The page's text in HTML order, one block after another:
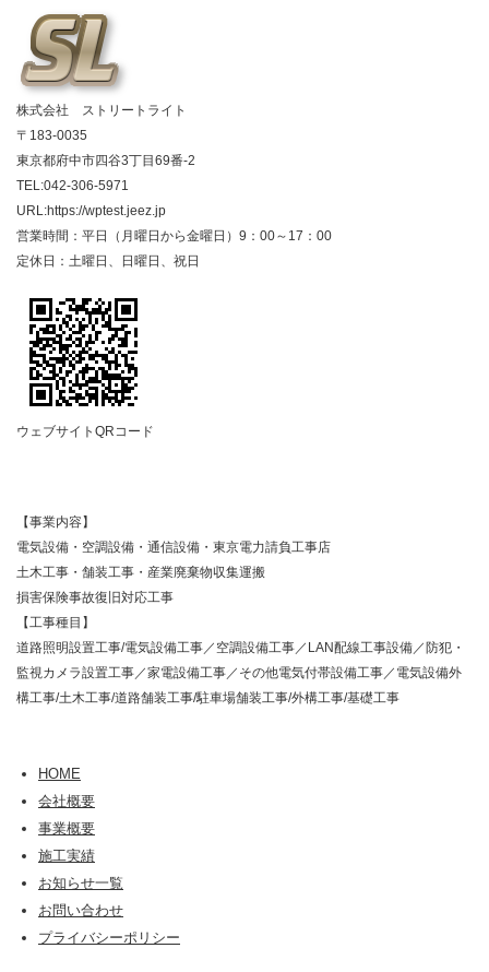
株式会社 ストリートライト
〒183-0035
東京都府中市四谷3丁目69番-2
TEL:042-306-5971
URL:https://wptest.jeez.jp
営業時間：平日（月曜日から金曜日）9：00～17：00
定休日：土曜日、日曜日、祝日
ウェブサイトQRコード
【事業内容】
電気設備・空調設備・通信設備・東京電力請負工事店
土木工事・舗装工事・産業廃棄物収集運搬
損害保険事故復旧対応工事
【工事種目】
道路照明設置工事/電気設備工事／空調設備工事／LAN配線工事設備／防犯・
監視カメラ設置工事／家電設備工事／その他電気付帯設備工事／電気設備外
構工事/土木工事/道路舗装工事/駐車場舗装工事/外構工事/基礎工事
HOME
会社概要
事業概要
施工実績
お知らせ一覧
お問い合わせ
プライバシーポリシー